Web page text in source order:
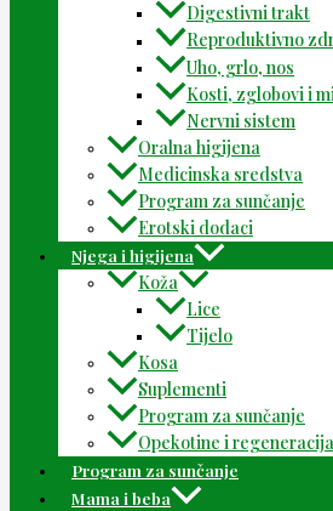
Digestivni trakt
Reproduktivno
Uho, grlo, nos
Kosti, zglobovi i
Nervni sistem
Oralna higijena
Medicinska sredstva
Program za sunčanje
Erotski dodaci
Njega i higijena
Koža
Lice
Tijelo
Kosa
Suplementi
Program za sunčanje
Opekotine i regeneracija
Program za sunčanje
Mama i beba